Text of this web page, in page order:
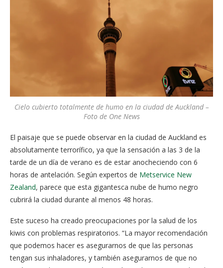
Cielo cubierto totalmente de humo en la ciudad de Auckland –
Foto de One News
El paisaje que se puede observar en la ciudad de Auckland es
absolutamente terrorífico, ya que la sensación a las 3 de la
tarde de un día de verano es de estar anocheciendo con 6
horas de antelación. Según expertos de Metservice New
Zealand, parece que esta gigantesca nube de humo negro
cubrirá la ciudad durante al menos 48 horas.
Este suceso ha creado preocupaciones por la salud de los
kiwis con problemas respiratorios. “La mayor recomendación
que podemos hacer es asegurarnos de que las personas
tengan sus inhaladores, y también asegurarnos de que no